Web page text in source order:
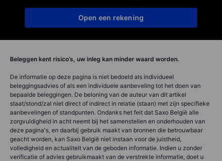
Open een rekening
Beleggen kent risico’s, uw inleg kan minder waard worden.
De informatie op deze pagina is niet bedoeld als individueel
beleggingsadvies of als een individuele aanbeveling tot het doen van
bepaalde beleggingen. De beloning van de auteur van dit artikel
staat/stond/zal niet direct of indirect in relatie (staan) met zijn specifieke
aanbevelingen of standpunten. Ondanks het feit dat Saxo België alle
zorgvuldigheid in acht neemt bij het samenstellen en onderhouden van
deze pagina's, en daarbij gebruik maakt van bronnen die betrouwbaar
geacht worden, kan Saxo België niet instaan voor de juistheid,
volledigheid en actualiteit van de geboden informatie. Indien u zonder
verificatie of advies gebruikmaakt van de verstrekte informatie, doet u